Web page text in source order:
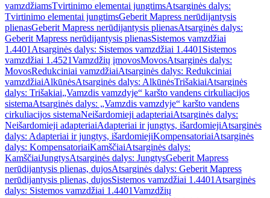
vamzdžiamsTvirtinimo elementai jungtimsAtsarginės dalys:
Tvirtinimo elementai jungtimsGeberit Mapress nerūdijantysis
plienasGeberit Mapress nerūdijantysis plienasAtsarginės dalys:
Geberit Mapress nerūdijantysis plienasSistemos vamzdžiai
1.4401 Atsarginės dalys: Sistemos vamzdžiai 1.4401 Sistemos
vamzdžiai 1.4521Vamzdžių įmovosMovosAtsarginės dalys:
MovosRedukciniai vamzdžiaiAtsarginės dalys: Redukciniai
vamzdžiaiAlkūnėsAtsarginės dalys: AlkūnėsTrišakiaiAtsarginės
dalys: Trišakiai„Vamzdis vamzdyje“ karšto vandens cirkuliacijos
sistemaAtsarginės dalys: „Vamzdis vamzdyje“ karšto vandens
cirkuliacijos sistemaNeišardomieji adapteriaiAtsarginės dalys:
Neišardomieji adapteriaiAdapteriai ir jungtys, išardomiejiAtsarginės
dalys: Adapteriai ir jungtys, išardomiejiKompensatoriaiAtsarginės
dalys: KompensatoriaiKamščiaiAtsarginės dalys:
KamščiaiJungtysAtsarginės dalys: JungtysGeberit Mapress
nerūdijantysis plienas, dujosAtsarginės dalys: Geberit Mapress
nerūdijantysis plienas, dujosSistemos vamzdžiai 1.4401 Atsarginės
dalys: Sistemos vamzdžiai 1.4401Vamzdžių